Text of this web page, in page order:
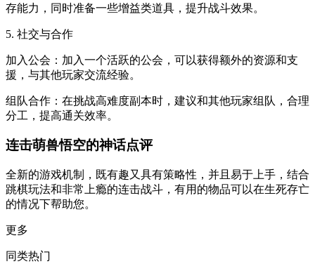
存能力，同时准备一些增益类道具，提升战斗效果。
5. 社交与合作
加入公会：加入一个活跃的公会，可以获得额外的资源和支
援，与其他玩家交流经验。
组队合作：在挑战高难度副本时，建议和其他玩家组队，合理
分工，提高通关效率。
连击萌兽悟空的神话点评
全新的游戏机制，既有趣又具有策略性，并且易于上手，结合
跳棋玩法和非常上瘾的连击战斗，有用的物品可以在生死存亡
的情况下帮助您。
更多
同类热门